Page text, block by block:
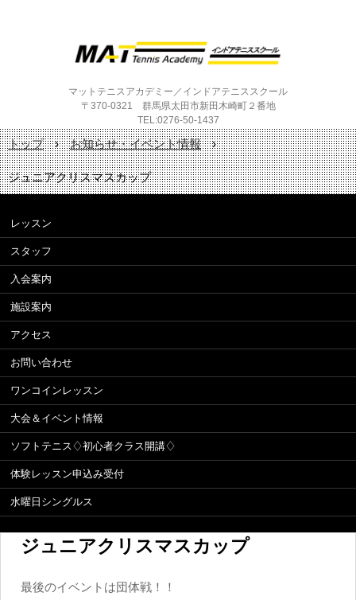
マットテニスアカデミー／インドアテニススクール
〒370-0321 群馬県太田市新田木崎町２番地
TEL:0276-50-1437
トップ › お知らせ・イベント情報 ›
ジュニアクリスマスカップ
レッスン
スタッフ
入会案内
施設案内
アクセス
お問い合わせ
ワンコインレッスン
大会＆イベント情報
ソフトテニス♢初心者クラス開講♢
体験レッスン申込み受付
水曜日シングルス
ジュニアクリスマスカップ
最後のイベントは団体戦！！